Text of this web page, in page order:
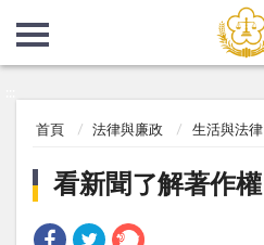
首頁 法律與廉政 生活與法律
看新聞了解著作權